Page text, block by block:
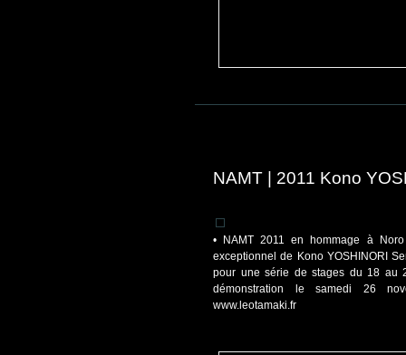
NAMT | 2011 Kono
• NAMT 2011 en hommage à
exceptionnel de Kono YOSHINORI
pour une série de stages du 18 au
démonstration le samedi 26
www.leotamaki.fr